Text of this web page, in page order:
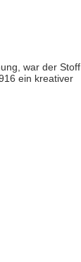
war der Stoff
ein kreativer